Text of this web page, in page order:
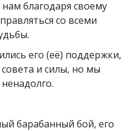
благодаря своему
со всеми
его (её) поддержки,
и силы, но мы
барабанный бой, его